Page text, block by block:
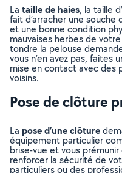
La taille de haies, la taille
fait d’arracher une
et une bonne condition
mauvaises herbes de
tondre la pelouse
vous n’en avez pas,
mise en contact avec des
voisins.
Pose de clôture
La pose d’une clôture
équipement particulier
brise-vue et vous
renforcer la sécurité de
particuliers ou des